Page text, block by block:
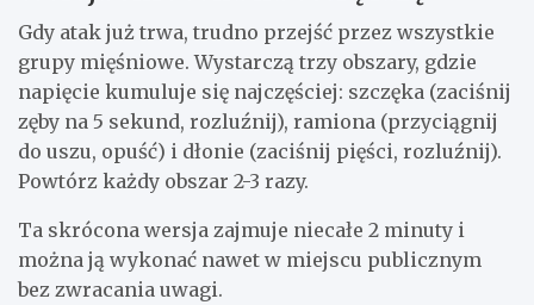
Gdy atak już trwa, trudno przejść przez wszystkie
grupy mięśniowe. Wystarczą trzy obszary, gdzie
napięcie kumuluje się najczęściej: szczęka (zaciśnij
zęby na 5 sekund, rozluźnij), ramiona (przyciągnij
do uszu, opuść) i dłonie (zaciśnij pięści, rozluźnij).
Powtórz każdy obszar 2-3 razy.
Ta skrócona wersja zajmuje niecałe 2 minuty i
można ją wykonać nawet w miejscu publicznym
bez zwracania uwagi.